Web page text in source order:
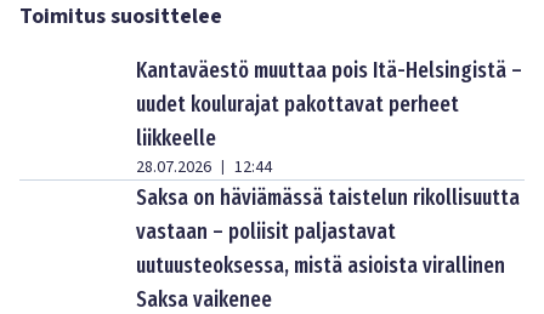
Toimitus suosittelee
Kantaväestö muuttaa pois Itä-Helsingistä –
uudet koulurajat pakottavat perheet
liikkeelle
28.07.2026 | 12:44
Saksa on häviämässä taistelun rikollisuutta
vastaan – poliisit paljastavat
uutuusteoksessa, mistä asioista virallinen
Saksa vaikenee